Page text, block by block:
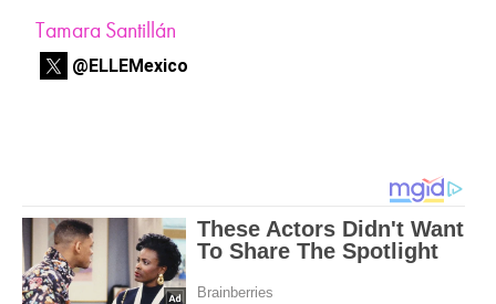
Tamara Santillán
@ELLEMexico